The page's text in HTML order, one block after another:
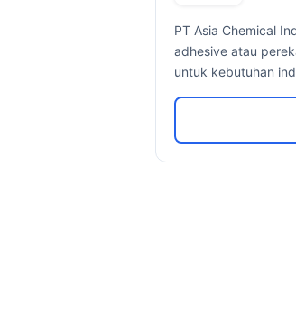
PT Asia Chemical
adhesive atau
untuk kebutuhan